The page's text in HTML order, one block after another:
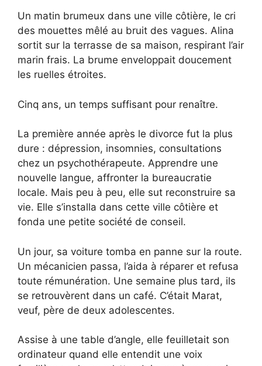
Un matin brumeux dans une ville côtière, le cri
des mouettes mêlé au bruit des vagues. Alina
sortit sur la terrasse de sa maison, respirant l’air
marin frais. La brume enveloppait doucement
les ruelles étroites.
Cinq ans, un temps suffisant pour renaître.
La première année après le divorce fut la plus
dure : dépression, insomnies, consultations
chez un psychothérapeute. Apprendre une
nouvelle langue, affronter la bureaucratie
locale. Mais peu à peu, elle sut reconstruire sa
vie. Elle s’installa dans cette ville côtière et
fonda une petite société de conseil.
Un jour, sa voiture tomba en panne sur la route.
Un mécanicien passa, l’aida à réparer et refusa
toute rémunération. Une semaine plus tard, ils
se retrouvèrent dans un café. C’était Marat,
veuf, père de deux adolescentes.
Assise à une table d’angle, elle feuilletait son
ordinateur quand elle entendit une voix